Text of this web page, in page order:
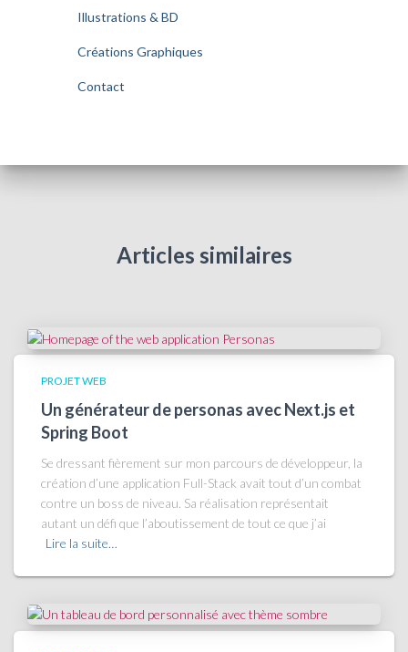
Illustrations & BD
Créations Graphiques
Contact
Articles similaires
PROJET WEB
Un générateur de personas avec Next.js et
Spring Boot
Se dressant fièrement sur mon parcours de développeur, la
création d’une application Full-Stack avait tout d’un combat
contre un boss de niveau. Sa réalisation représentait
autant un défi que l’aboutissement de tout ce que j’ai
Lire la suite…